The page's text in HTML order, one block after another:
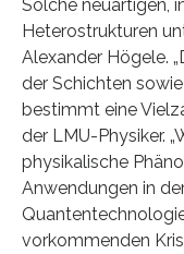
Solche neuartigen,
Heterostrukturen
Alexander Högele.
der Schichten
bestimmt eine
der LMU-Physiker.
physikalische
Anwendungen in
vorkommenden